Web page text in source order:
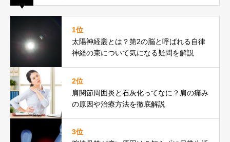
1位
太陽神経叢とは？第2の脳と呼ばれる自律
神経の束について気になる疑問を解説
2位
肩関節周囲炎と石灰化ってなに？肩の痛み
の原因や治療方法を徹底解説
3位